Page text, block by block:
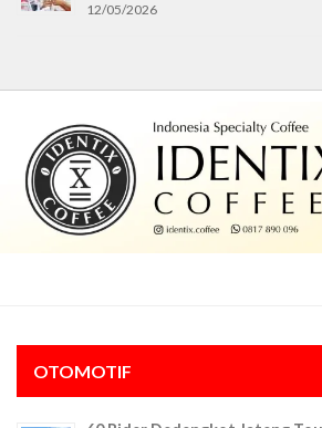
12/05/2026
OTOMOTIF